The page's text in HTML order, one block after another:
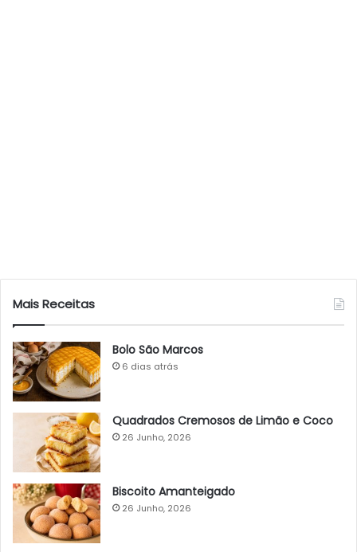
Mais Receitas
Bolo São Marcos
6 dias atrás
Quadrados Cremosos de Limão e Coco
26 Junho, 2026
Biscoito Amanteigado
26 Junho, 2026